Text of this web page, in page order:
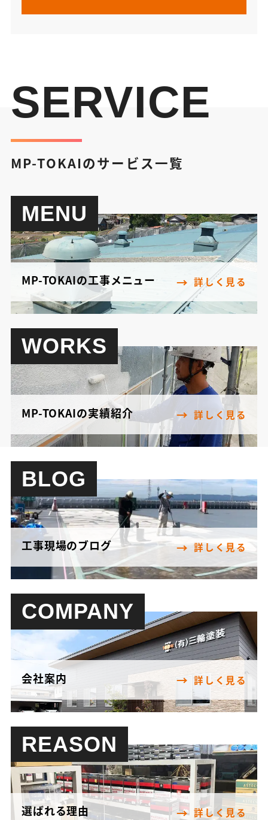
SERVICE
MP-TOKAIのサービス一覧
MENU
MP-TOKAIの工事メニュー 詳しく見る
WORKS
MP-TOKAIの実績紹介 詳しく見る
BLOG
工事現場のブログ 詳しく見る
COMPANY
会社案内 詳しく見る
REASON
選ばれる理由 詳しく見る